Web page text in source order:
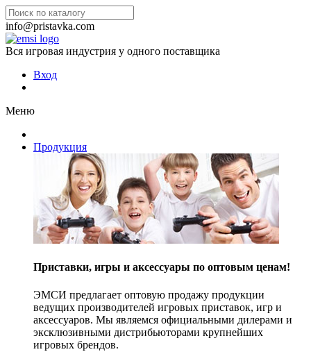
info@pristavka.com
Вся игровая индустрия у одного поставщика
Вход
Меню
Продукция
Приставки, игры и аксессуары по оптовым ценам!
ЭМСИ предлагает оптовую продажу продукции
ведущих производителей игровых приставок, игр и
аксессуаров. Мы являемся официальными дилерами и
эксклюзивными дистрибьюторами крупнейших
игровых брендов.